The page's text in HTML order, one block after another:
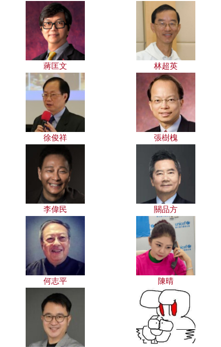
蔣匡文 林超英
徐俊祥 張樹槐
李偉民 關品方
何志平 陳晴